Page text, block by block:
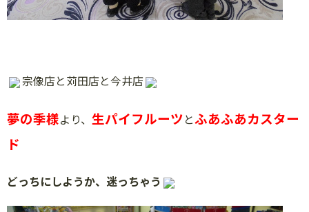
宗像店と苅田店と今井店
夢の季様より、 生パイフルーツとふあふあカスター
ド
どっちにしようか、迷っちゃう